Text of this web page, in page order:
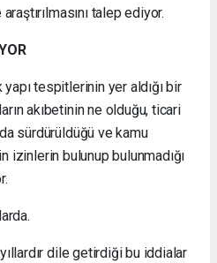
talep ediyor.
tespitlerinin yer aldığı bir
akıbetinin ne olduğu, ticari
sürdürüldüğü ve kamu
izinlerin bulunup bulunmadığı
dile getirdiği bu iddialar